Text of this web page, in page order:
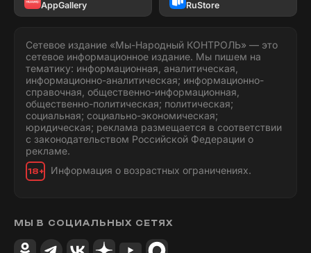
AppGallery RuStore
Сетевое издание «Мы-Народный КОНТРОЛЬ» — это
сетевое информационное издание. Мы пишем на
тематику: информационная, аналитическая,
информационно-аналитическая; информационно-
справочная, общественно-информационная,
общественно-политическая; политическая;
социальная; социально-экономическая;
юридическая; реклама размещается в соответствии
с законодательством Российской Федерации о
рекламе.
18+ Информация о возрастных ограничениях.
МЫ В СОЦИАЛЬНЫХ СЕТЯХ